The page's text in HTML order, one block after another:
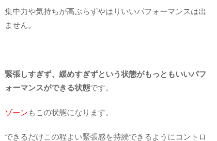
集中力や気持ちが高ぶらずやはりいいパフォーマンスは出
ません。
緊張しすぎず、緩めすぎずという状態がもっともいいパフ
ォーマンスができる状態です。
ゾーン もこの状態になります。
できるだけこの程よい緊張感を持続できるようにコントロ